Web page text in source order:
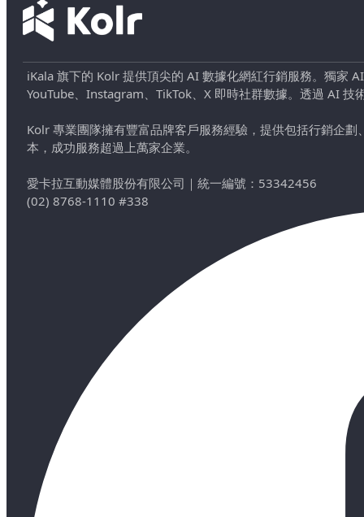
iKala 旗下的 Kolr 提供頂尖的 AI 數據化網紅行銷服務。獨家
YouTube、Instagram、TikTok、X 即時社群數據。透過 AI
Kolr 專業團隊擁有豐富品牌客戶服務經驗，提供包括行銷企
本，成功服務超過上萬家企業。
愛卡拉互動媒體股份有限公司 ｜ 統一編號：53342456
(02) 8768-1110 #338